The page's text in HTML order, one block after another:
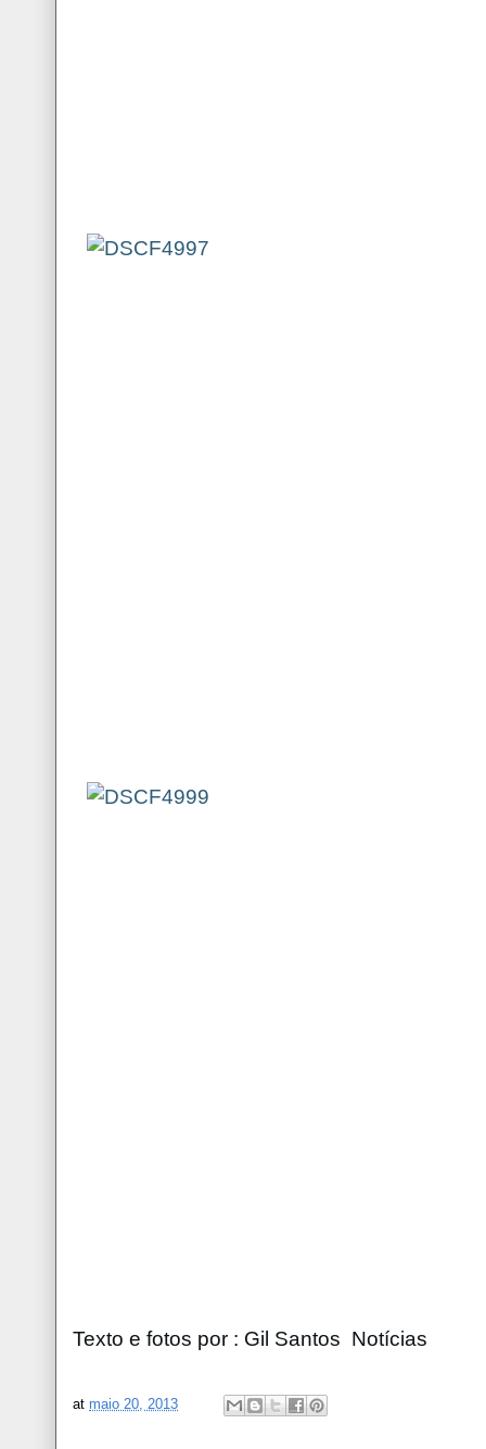
Texto e fotos por : Gil Santos Notícias
at maio 20, 2013